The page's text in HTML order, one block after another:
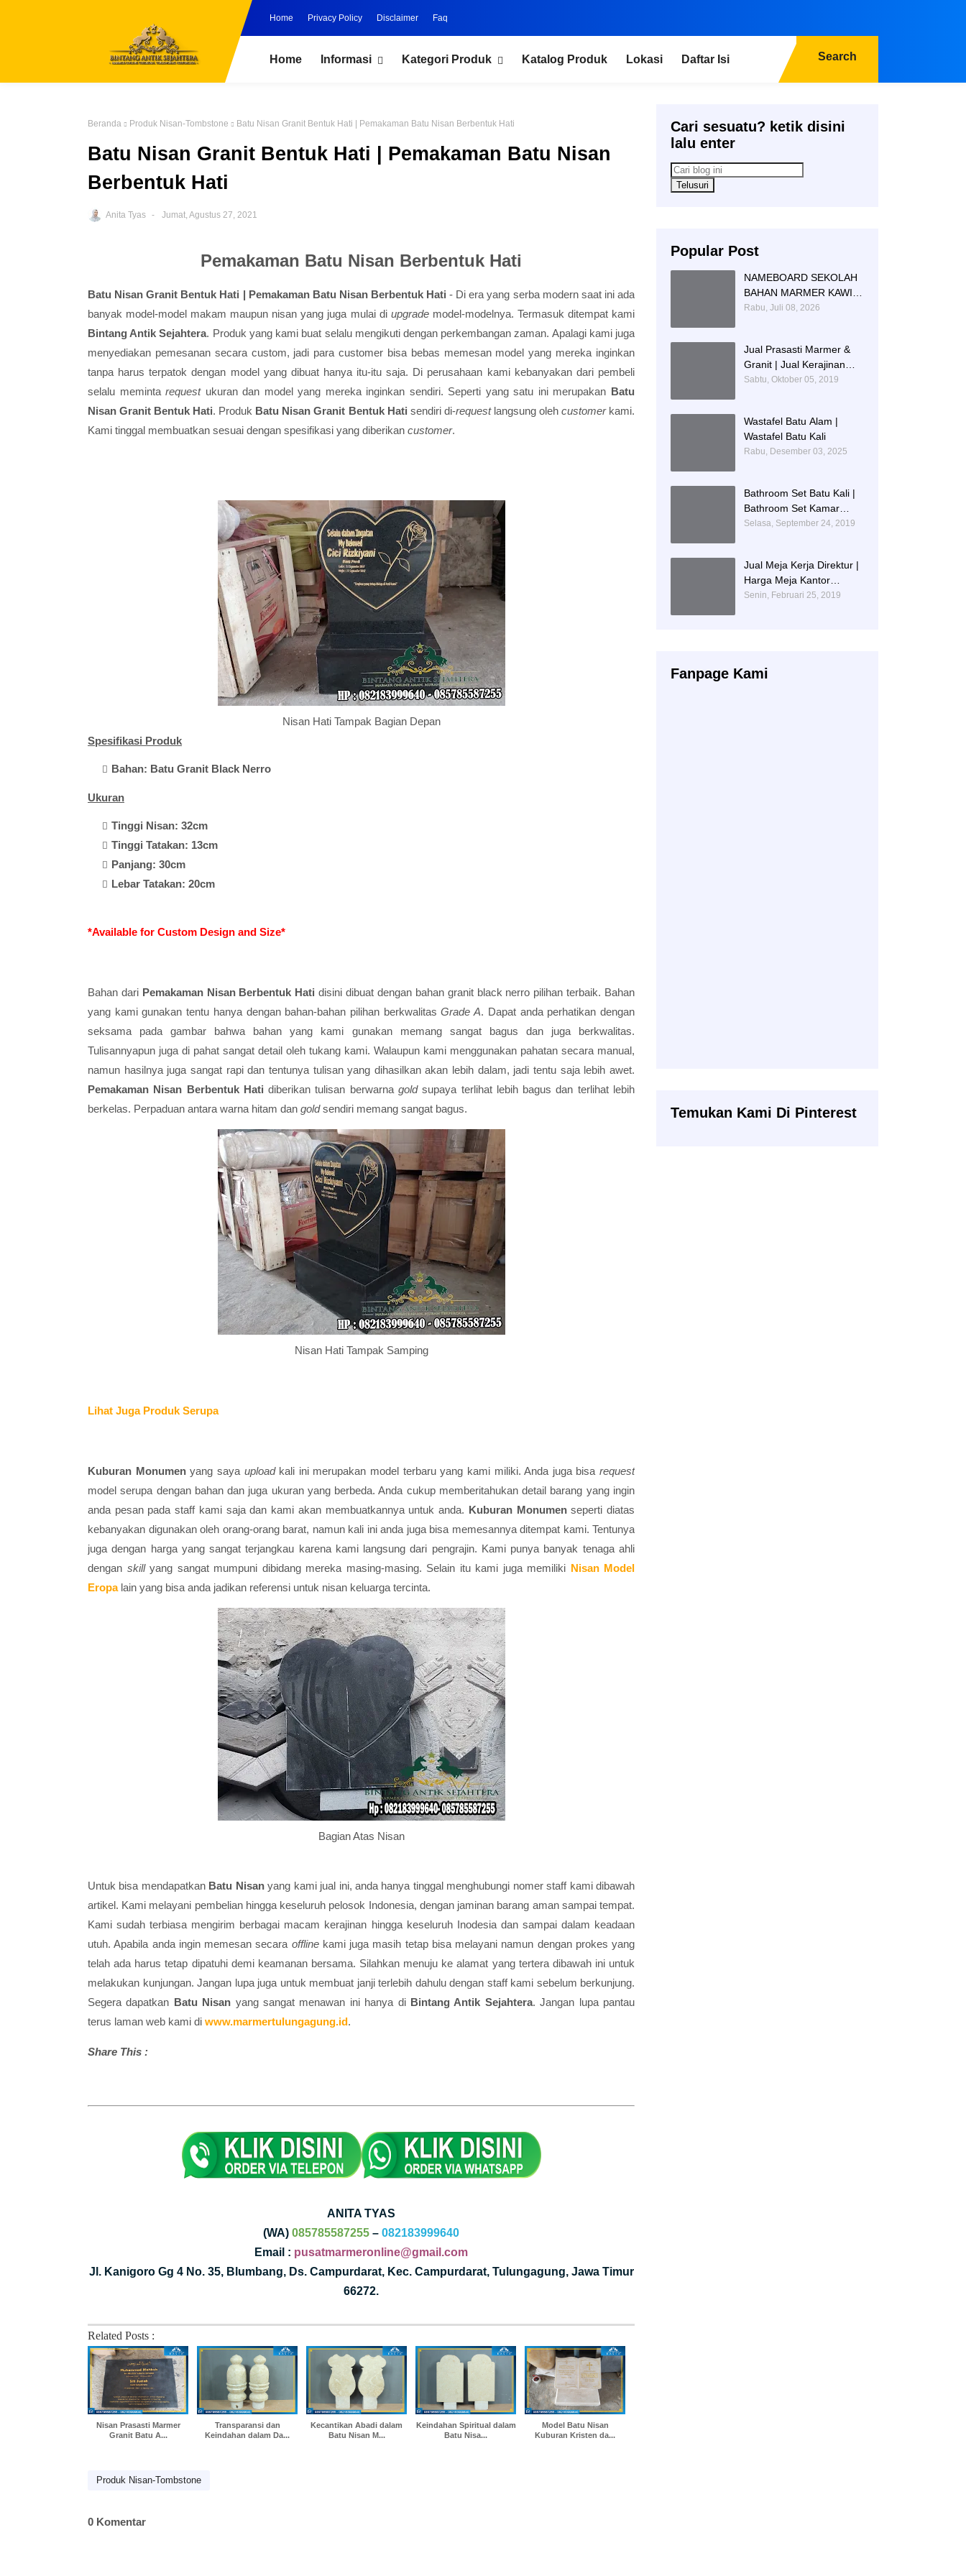
Home Privacy Policy Disclaimer Faq
Home Informasi Kategori Produk Katalog Produk Lokasi Daftar Isi Search
Beranda Produk Nisan-Tombstone Batu Nisan Granit Bentuk Hati | Pemakaman Batu Nisan Berbentuk Hati
Batu Nisan Granit Bentuk Hati | Pemakaman Batu Nisan
Berbentuk Hati
Anita Tyas Jumat, Agustus 27, 2021
Pemakaman Batu Nisan Berbentuk Hati
Batu Nisan Granit Bentuk Hati | Pemakaman Batu Nisan Berbentuk Hati - Di era yang serba modern saat ini ada
banyak model-model makam maupun nisan yang juga mulai di upgrade model-modelnya. Termasuk ditempat kami
Bintang Antik Sejahtera. Produk yang kami buat selalu mengikuti dengan perkembangan zaman. Apalagi kami juga
menyediakan pemesanan secara custom, jadi para customer bisa bebas memesan model yang mereka inginkan
tanpa harus terpatok dengan model yang dibuat hanya itu-itu saja. Di perusahaan kami kebanyakan dari pembeli
selalu memintarequest ukuran dan model yang mereka inginkan sendiri. Seperti yang satu ini merupakan Batu
Nisan Granit Bentuk Hati. Produk Batu Nisan Granit Bentuk Hati sendiri di-request langsung oleh customer kami.
Kami tinggal membuatkan sesuai dengan spesifikasi yang diberikan customer.
Nisan Hati Tampak Bagian Depan
Spesifikasi Produk
Bahan: Batu Granit Black Nerro
Ukuran
Tinggi Nisan: 32cm
Tinggi Tatakan: 13cm
Panjang: 30cm
Lebar Tatakan: 20cm
*Available for Custom Design and Size*
Bahan dari Pemakaman Nisan Berbentuk Hati disini dibuat dengan bahan granit black nerro pilihan terbaik. Bahan
yang kami gunakan tentu hanya dengan bahan-bahan pilihan berkwalitasGrade A. Dapat anda perhatikan dengan
seksama pada gambar bahwa bahan yang kami gunakan memang sangat bagus dan juga berkwalitas.
Tulisannyapun juga di pahat sangat detail oleh tukang kami. Walaupun kami menggunakan pahatan secara manual,
namun hasilnya juga sangat rapi dan tentunya tulisan yang dihasilkan akan lebih dalam, jadi tentu saja lebih awet.
Pemakaman Nisan Berbentuk Hati diberikan tulisan berwarnagoldsupaya terlihat lebih bagus dan terlihat lebih
berkelas. Perpaduan antara warna hitam dan goldsendiri memang sangat bagus.
Nisan Hati Tampak Samping
Lihat Juga Produk Serupa
Kuburan Monumenyang saya upload kali ini merupakan model terbaru yang kami miliki. Anda juga bisa request
model serupa dengan bahan dan juga ukuran yang berbeda. Anda cukup memberitahukan detail barang yang ingin
anda pesan pada staff kami saja dan kami akan membuatkannya untuk anda. Kuburan Monumenseperti diatas
kebanyakan digunakan oleh orang-orang barat, namun kali ini anda juga bisa memesannya ditempat kami. Tentunya
juga dengan harga yang sangat terjangkau karena kami langsung dari pengrajin. Kami punya banyak tenaga ahli
dengan skill yang sangat mumpuni dibidang mereka masing-masing. Selain itu kami juga memiliki Nisan Model
Eropalain yang bisa anda jadikan referensi untuk nisan keluarga tercinta.
Bagian Atas Nisan
Untuk bisa mendapatkan Batu Nisanyang kami jual ini, anda hanya tinggal menghubungi nomer staff kami dibawah
artikel. Kami melayani pembelian hingga keseluruh pelosok Indonesia, dengan jaminan barang aman sampai tempat.
Kami sudah terbiasa mengirim berbagai macam kerajinan hingga keseluruh Inodesia dan sampai dalam keadaan
utuh. Apabila anda ingin memesan secara offline kami juga masih tetap bisa melayani namun dengan prokes yang
telah ada harus tetap dipatuhi demi keamanan bersama. Silahkan menuju ke alamat yang tertera dibawah ini untuk
melakukan kunjungan. Jangan lupa juga untuk membuat janji terlebih dahulu dengan staff kami sebelum berkunjung.
Segera dapatkan Batu Nisan yang sangat menawan ini hanya di Bintang Antik Sejahtera. Jangan lupa pantau
terus laman web kami di www.marmertulungagung.id.
Share This :
ANITA TYAS
(WA) 085785587255 – 082183999640
Email : pusatmarmeronline@gmail.com
Jl. Kanigoro Gg 4 No. 35, Blumbang, Ds. Campurdarat, Kec. Campurdarat, Tulungagung, Jawa Timur
66272.
Related Posts :
Nisan Prasasti Marmer
Granit Batu A...
Transparansi dan
Keindahan dalam Da...
Kecantikan Abadi dalam
Batu Nisan M...
Keindahan Spiritual dalam
Batu Nisa...
Model Batu Nisan
Kuburan Kristen da...
Produk Nisan-Tombstone
0 Komentar
Cari sesuatu? ketik disini
lalu enter
Popular Post
NAMEBOARD SEKOLAH
BAHAN MARMER KAWI
AGUNG SIMBOL DAN
Rabu, Juli 08, 2026
Jual Prasasti Marmer &
Granit | Jual Kerajinan
Prasasti
Sabtu, Oktober 05, 2019
Wastafel Batu Alam |
Wastafel Batu Kali
Rabu, Desember 03, 2025
Bathroom Set Batu Kali |
Bathroom Set Kamar
Mandi Mewah
Selasa, September 24, 2019
Jual Meja Kerja Direktur |
Harga Meja Kantor
Marmer
Senin, Februari 25, 2019
Fanpage Kami
Temukan Kami Di Pinterest